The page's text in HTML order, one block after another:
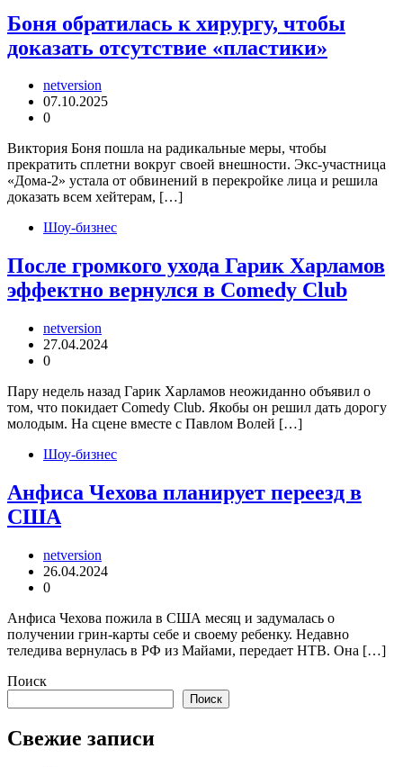
Боня обратилась к хирургу, чтобы
доказать отсутствие «пластики»
netversion
07.10.2025
0
Виктория Боня пошла на радикальные меры, чтобы
прекратить сплетни вокруг своей внешности. Экс-участница
«Дома-2» устала от обвинений в перекройке лица и решила
доказать всем хейтерам, […]
Шоу-бизнес
После громкого ухода Гарик Харламов
эффектно вернулся в Comedy Club
netversion
27.04.2024
0
Пару недель назад Гарик Харламов неожиданно объявил о
том, что покидает Comedy Club. Якобы он решил дать дорогу
молодым. На сцене вместе с Павлом Волей […]
Шоу-бизнес
Анфиса Чехова планирует переезд в
США
netversion
26.04.2024
0
Анфиса Чехова пожила в США месяц и задумалась о
получении грин-карты себе и своему ребенку. Недавно
теледива вернулась в РФ из Майами, передает НТВ. Она […]
Поиск
Поиск
Свежие записи